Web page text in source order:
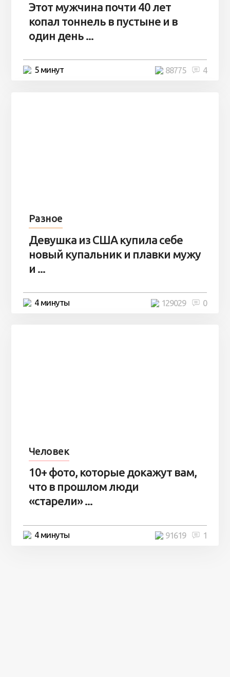
Этот мужчина почти 40 лет
копал тоннель в пустыне и в
один день ...
5 минут 4
88775
Разное
Девушка из США купила себе
новый купальник и плавки мужу
и ...
4 минуты 0
129029
Человек
10+ фото, которые докажут вам,
что в прошлом люди
«старели» ...
4 минуты 1
91619